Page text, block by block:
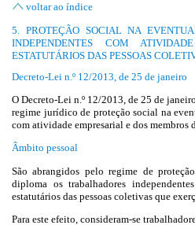
voltar ao índice
5. PROTEÇÃO SOCIAL NA
INDEPENDENTES COM
ESTATUTÁRIOS DAS PESSOAS
Decreto-Lei n.º 12/2013, de 25 de janeiro
O Decreto-Lei n.º 12/2013, de 25 de
regime jurídico de proteção social na
com atividade empresarial e dos membros
Âmbito pessoal
São abrangidos pelo regime de
diploma os trabalhadores
estatutários das pessoas coletivas que
Para este efeito, consideram-se